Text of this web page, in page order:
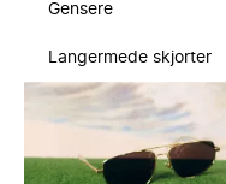
Gensere
Langermede skjorter